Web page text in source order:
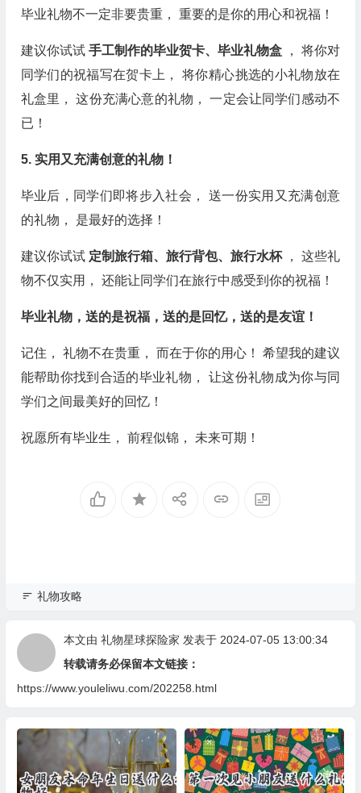
毕业礼物不一定非要贵重， 重要的是你的用心和祝福！
建议你试试 手工制作的毕业贺卡、毕业礼物盒
， 将你对
同学们的祝福写在贺卡上， 将你精心挑选的小礼物放在
礼盒里， 这份充满心意的礼物， 一定会让同学们感动不
已！
5. 实用又充满创意的礼物！
毕业后，同学们即将步入社会， 送一份实用又充满创意
的礼物， 是最好的选择！
建议你试试 定制旅行箱、旅行背包、旅行水杯 ， 这些礼
物不仅实用， 还能让同学们在旅行中感受到你的祝福！
毕业礼物，送的是祝福，送的是回忆，送的是友谊！
记住， 礼物不在贵重， 而在于你的用心！ 希望我的建议
能帮助你找到合适的毕业礼物， 让这份礼物成为你与同
学们之间最美好的回忆！
祝愿所有毕业生， 前程似锦， 未来可期！
礼物攻略
本文由 礼物星球探险家 发表于 2024-07-05 13:00:34
转载请务必保留本文链接：
https://www.youleliwu.com/202258.html